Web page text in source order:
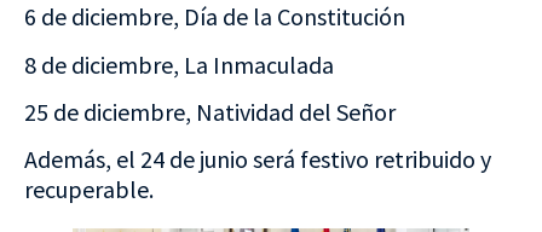
6 de diciembre, Día de la Constitución
8 de diciembre, La Inmaculada
25 de diciembre, Natividad del Señor
Además, el 24 de junio será festivo retribuido y
recuperable.